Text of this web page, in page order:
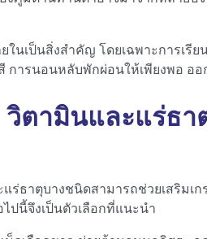
เป็นสิ่งสำคัญ โดยเฉพาะการเรี
ารนอนหลับพักผ่อนให้เพียงพอ ออ
วิตามินและแร่ธ
ธาตุบางชนิดสามารถช่วยเสริมเ
ปนี้จึงเป็นตัวเลือกที่แนะนำ